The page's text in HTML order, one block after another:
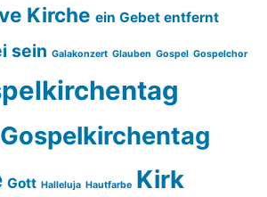
Kirche ein Gebet entfernt
sein Galakonzert Glauben Gospel Gospelchor
Gospelkirchentag
Gott Halleluja Hautfarbe Kirk